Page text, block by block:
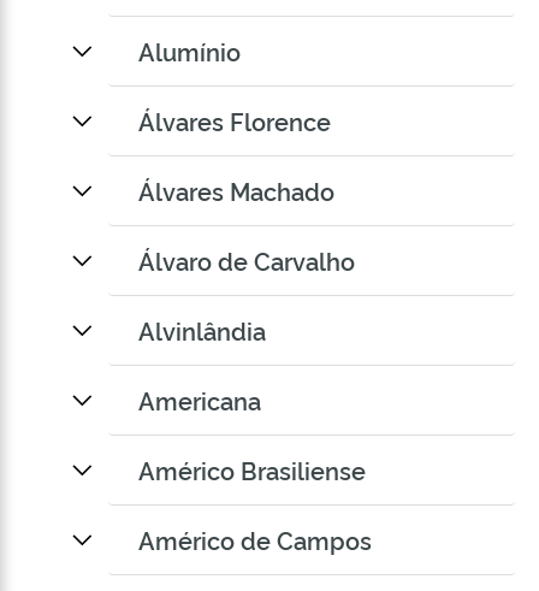
Alumínio
Álvares Florence
Álvares Machado
Álvaro de Carvalho
Alvinlândia
Americana
Américo Brasiliense
Américo de Campos